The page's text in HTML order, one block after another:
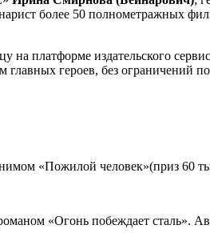
более 50 полнометражных
на платформе издательского
главных героев, без ограничений
«Пожилой человек»(приз 60
«Огонь побеждает сталь».